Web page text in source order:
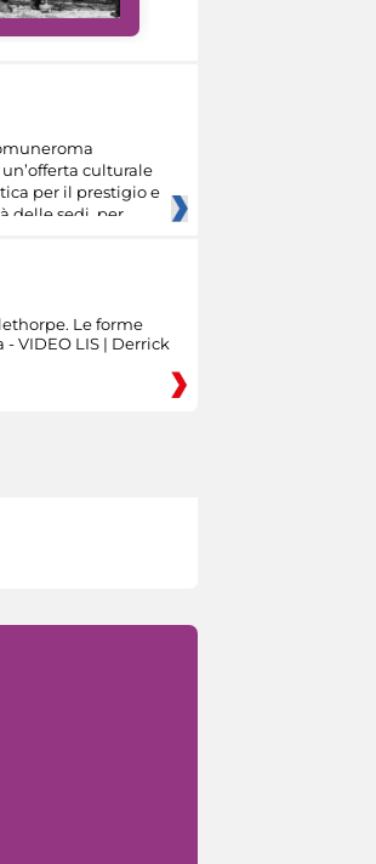
culturale
per il prestigio e
delle sedi, per
Le forme
VIDEO LIS | Derrick